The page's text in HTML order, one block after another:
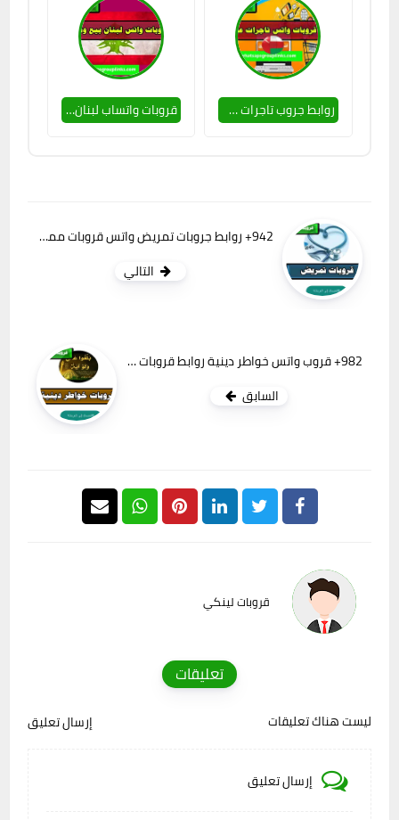
روابط جروب تاجرات عمانيات واتس اب للتجارة والتسويق قروبات واتساب لبنان بيع وشراء منتجات
942+ روابط جروبات تمريض واتس قروبات ممرضات ورعاية صحية
التالي
982+ قروب واتس خواطر دينية روابط قروبات واتساب خاطرة اسلامية واقتباسات ملهمة
السابق
قروبات لينكي
تعليقات
ليست هناك تعليقات إرسال تعليق
إرسال تعليق